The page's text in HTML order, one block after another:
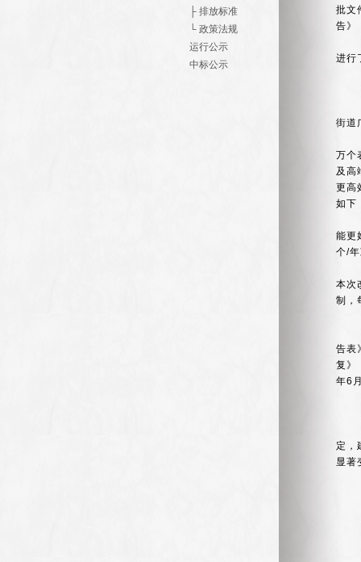
├ 排放标准
└ 政策法规
运行公示
中标公示
批文
告》
进行
街道
万个
及高
更高
如下
能更
个/
本次
制，
告表
复》
年6
定，
显著